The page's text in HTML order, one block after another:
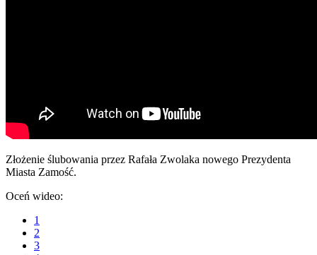
Złożenie ślubowania przez Rafała Zwolaka nowego Prezydenta
Miasta Zamość.
Oceń wideo:
1
2
3